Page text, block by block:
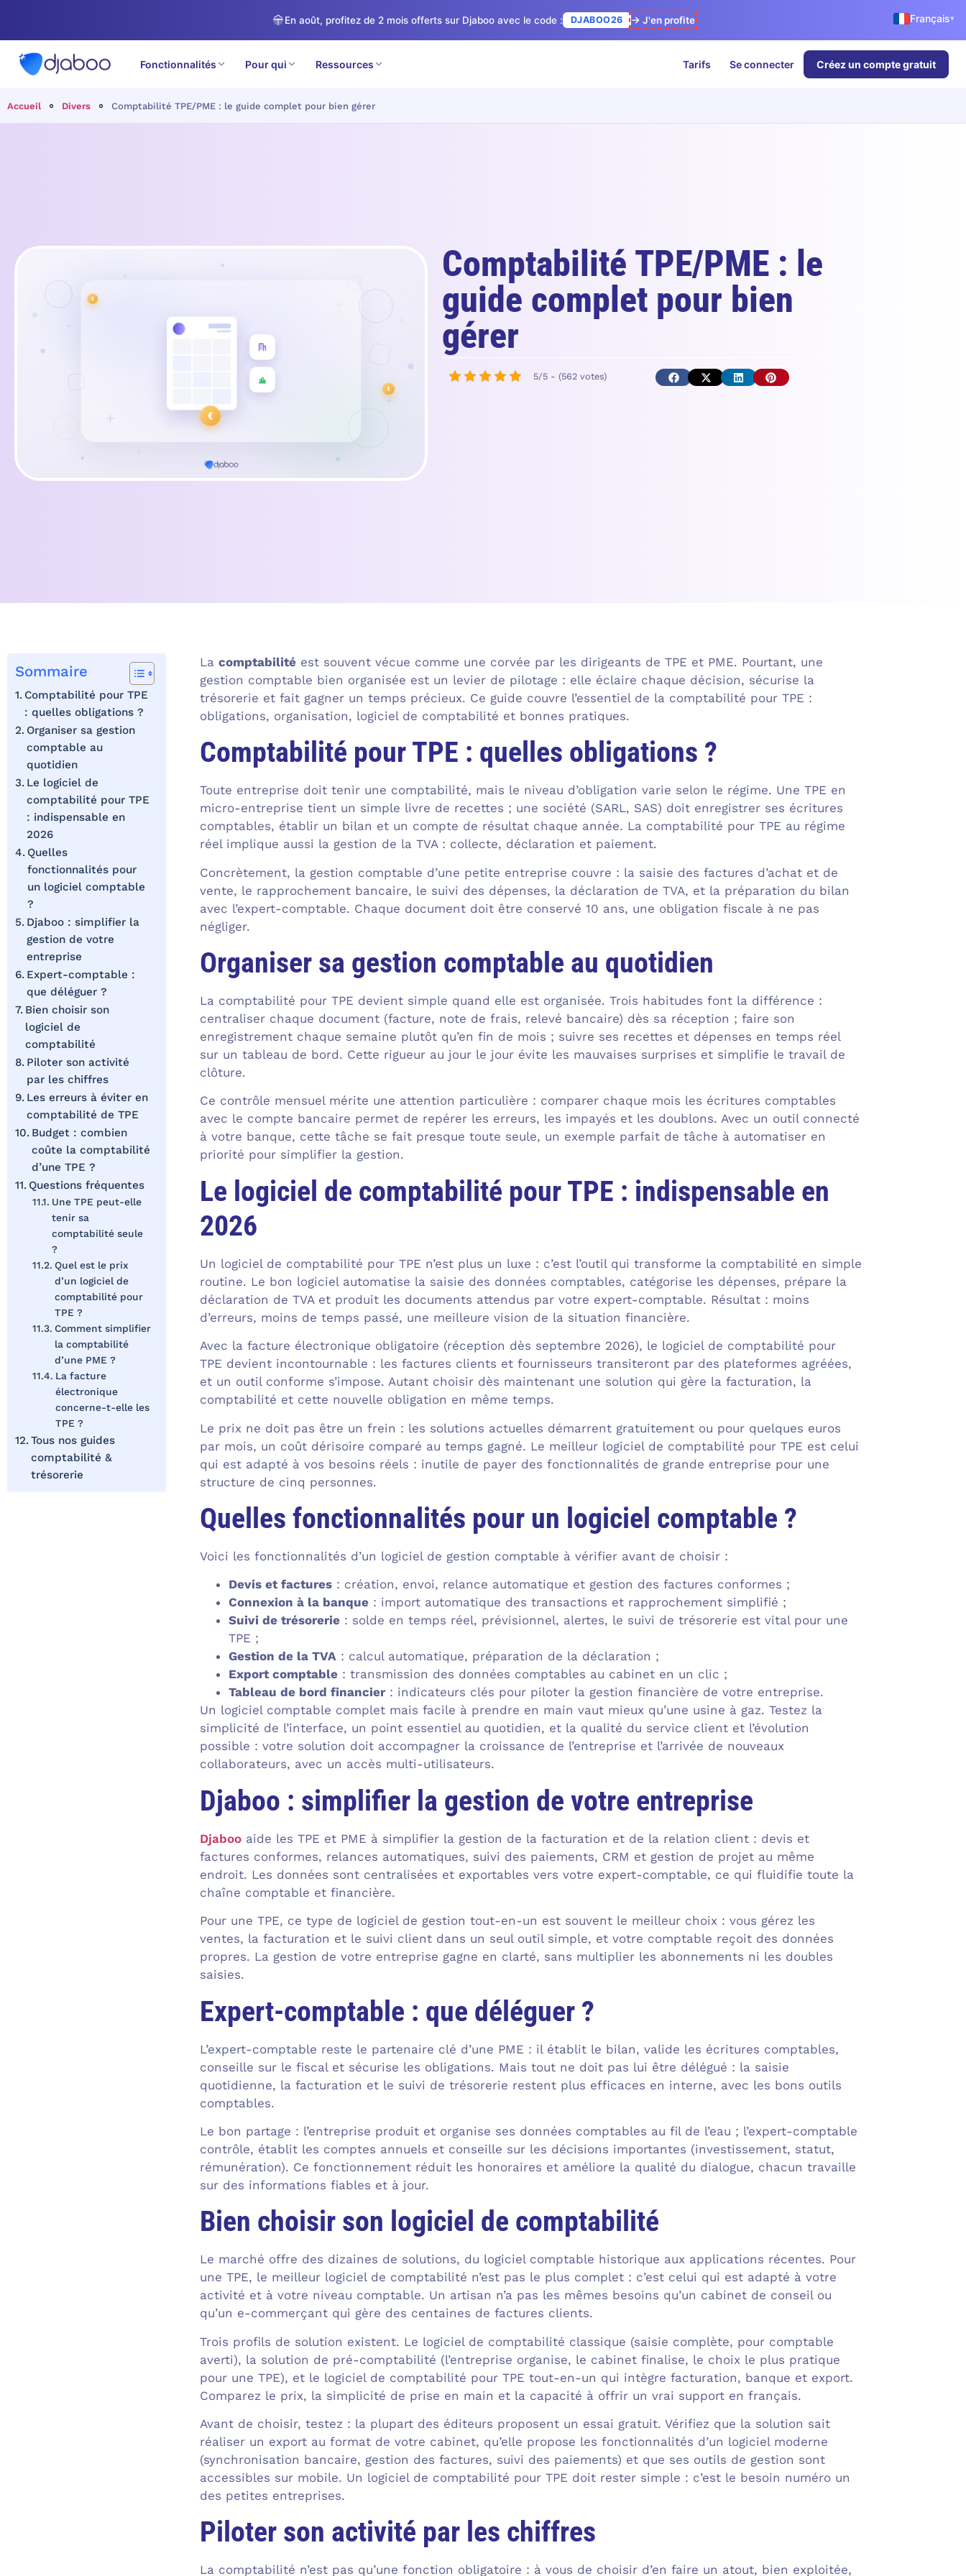
En août, profitez de 2 mois offerts sur Djaboo avec le code : DJABOO26 → J'en profite Français▾
Fonctionnalités Pour qui Ressources Tarifs Se connecter Créez un compte gratuit
Accueil Divers Comptabilité TPE/PME : le guide complet pour bien gérer
Comptabilité TPE/PME : le
guide complet pour bien
gérer
5/5 - (562 votes)
La comptabilitéest souvent vécue comme une corvée par les dirigeants de TPE et PME. Pourtant, une
gestion comptable bien organisée est un levier de pilotage : elle éclaire chaque décision, sécurise la
trésorerie et fait gagner un temps précieux. Ce guide couvre l’essentiel de la comptabilité pour TPE :
obligations, organisation, logiciel de comptabilité et bonnes pratiques.
Comptabilité pour TPE : quelles obligations ?
Toute entreprise doit tenir une comptabilité, mais le niveau d’obligation varie selon le régime. Une TPE en
micro-entreprise tient un simple livre de recettes ; une société (SARL, SAS) doit enregistrer ses écritures
comptables, établir un bilan et un compte de résultat chaque année. La comptabilité pour TPE au régime
réel implique aussi la gestion de la TVA : collecte, déclaration et paiement.
Concrètement, la gestion comptable d’une petite entreprise couvre : la saisie des factures d’achat et de
vente, le rapprochement bancaire, le suivi des dépenses, la déclaration de TVA, et la préparation du bilan
avec l’expert-comptable. Chaque document doit être conservé 10 ans, une obligation fiscale à ne pas
négliger.
Organiser sa gestion comptable au quotidien
La comptabilité pour TPE devient simple quand elle est organisée. Trois habitudes font la différence :
centraliser chaque document (facture, note de frais, relevé bancaire) dès sa réception ; faire son
enregistrement chaque semaine plutôt qu’en fin de mois ; suivre ses recettes et dépenses en temps réel
sur un tableau de bord. Cette rigueur au jour le jour évite les mauvaises surprises et simplifie le travail de
clôture.
Ce contrôle mensuel mérite une attention particulière : comparer chaque mois les écritures comptables
avec le compte bancaire permet de repérer les erreurs, les impayés et les doublons. Avec un outil connecté
à votre banque, cette tâche se fait presque toute seule, un exemple parfait de tâche à automatiser en
priorité pour simplifier la gestion.
Le logiciel de comptabilité pour TPE : indispensable en
2026
Un logiciel de comptabilité pour TPE n’est plus un luxe : c’est l’outil qui transforme la comptabilité en simple
routine. Le bon logiciel automatise la saisie des données comptables, catégorise les dépenses, prépare la
déclaration de TVA et produit les documents attendus par votre expert-comptable. Résultat : moins
d’erreurs, moins de temps passé, une meilleure vision de la situation financière.
Avec la facture électronique obligatoire (réception dès septembre 2026), le logiciel de comptabilité pour
TPE devient incontournable : les factures clients et fournisseurs transiteront par des plateformes agréées,
et un outil conforme s’impose. Autant choisir dès maintenant une solution qui gère la facturation, la
comptabilité et cette nouvelle obligation en même temps.
Le prix ne doit pas être un frein : les solutions actuelles démarrent gratuitement ou pour quelques euros
par mois, un coût dérisoire comparé au temps gagné. Le meilleur logiciel de comptabilité pour TPE est celui
qui est adapté à vos besoins réels : inutile de payer des fonctionnalités de grande entreprise pour une
structure de cinq personnes.
Quelles fonctionnalités pour un logiciel comptable ?
Voici les fonctionnalités d’un logiciel de gestion comptable à vérifier avant de choisir :
Devis et factures: création, envoi, relance automatique et gestion des factures conformes ;
Connexion à la banque: import automatique des transactions et rapprochement simplifié ;
Suivi de trésorerie: solde en temps réel, prévisionnel, alertes, le suivi de trésorerie est vital pour une
TPE ;
Gestion de la TVA: calcul automatique, préparation de la déclaration ;
Export comptable: transmission des données comptables au cabinet en un clic ;
Tableau de bord financier: indicateurs clés pour piloter la gestion financière de votre entreprise.
Un logiciel comptable complet mais facile à prendre en main vaut mieux qu’une usine à gaz. Testez la
simplicité de l’interface, un point essentiel au quotidien, et la qualité du service client et l’évolution
possible : votre solution doit accompagner la croissance de l’entreprise et l’arrivée de nouveaux
collaborateurs, avec un accès multi-utilisateurs.
Djaboo : simplifier la gestion de votre entreprise
Djabooaide les TPE et PME à simplifier la gestion de la facturation et de la relation client : devis et
factures conformes, relances automatiques, suivi des paiements, CRM et gestion de projet au même
endroit. Les données sont centralisées et exportables vers votre expert-comptable, ce qui fluidifie toute la
chaîne comptable et financière.
Pour une TPE, ce type de logiciel de gestion tout-en-un est souvent le meilleur choix : vous gérez les
ventes, la facturation et le suivi client dans un seul outil simple, et votre comptable reçoit des données
propres. La gestion de votre entreprise gagne en clarté, sans multiplier les abonnements ni les doubles
saisies.
Expert-comptable : que déléguer ?
L’expert-comptable reste le partenaire clé d’une PME : il établit le bilan, valide les écritures comptables,
conseille sur le fiscal et sécurise les obligations. Mais tout ne doit pas lui être délégué : la saisie
quotidienne, la facturation et le suivi de trésorerie restent plus efficaces en interne, avec les bons outils
comptables.
Le bon partage : l’entreprise produit et organise ses données comptables au fil de l’eau ; l’expert-comptable
contrôle, établit les comptes annuels et conseille sur les décisions importantes (investissement, statut,
rémunération). Ce fonctionnement réduit les honoraires et améliore la qualité du dialogue, chacun travaille
sur des informations fiables et à jour.
Bien choisir son logiciel de comptabilité
Le marché offre des dizaines de solutions, du logiciel comptable historique aux applications récentes. Pour
une TPE, le meilleur logiciel de comptabilité n’est pas le plus complet : c’est celui qui est adapté à votre
activité et à votre niveau comptable. Un artisan n’a pas les mêmes besoins qu’un cabinet de conseil ou
qu’un e-commerçant qui gère des centaines de factures clients.
Trois profils de solution existent. Le logiciel de comptabilité classique (saisie complète, pour comptable
averti), la solution de pré-comptabilité (l’entreprise organise, le cabinet finalise, le choix le plus pratique
pour une TPE), et le logiciel de comptabilité pour TPE tout-en-un qui intègre facturation, banque et export.
Comparez le prix, la simplicité de prise en main et la capacité à offrir un vrai support en français.
Avant de choisir, testez : la plupart des éditeurs proposent un essai gratuit. Vérifiez que la solution sait
réaliser un export au format de votre cabinet, qu’elle propose les fonctionnalités d’un logiciel moderne
(synchronisation bancaire, gestion des factures, suivi des paiements) et que ses outils de gestion sont
accessibles sur mobile. Un logiciel de comptabilité pour TPE doit rester simple : c’est le besoin numéro un
des petites entreprises.
Piloter son activité par les chiffres
La comptabilité n’est pas qu’une fonction obligatoire : à vous de choisir d’en faire un atout, bien exploitée,
Sommaire
Comptabilité pour TPE
: quelles obligations ?
Organiser sa gestion
comptable au
quotidien
Le logiciel de
comptabilité pour TPE
: indispensable en
2026
Quelles
fonctionnalités pour
un logiciel comptable
?
Djaboo : simplifier la
gestion de votre
entreprise
Expert-comptable :
que déléguer ?
Bien choisir son
logiciel de
comptabilité
Piloter son activité
par les chiffres
Les erreurs à éviter en
comptabilité de TPE
Budget : combien
coûte la comptabilité
d’une TPE ?
Questions fréquentes
Une TPE peut-elle
tenir sa
comptabilité seule
?
Quel est le prix
d’un logiciel de
comptabilité pour
TPE ?
Comment simplifier
la comptabilité
d’une PME ?
La facture
électronique
concerne-t-elle les
TPE ?
Tous nos guides
comptabilité &
trésorerie